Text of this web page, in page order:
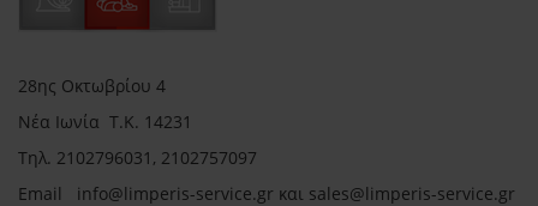
28ης Οκτωβρίου 4
Νέα Ιωνία Τ.Κ. 14231
Τηλ. 2102796031, 2102757097
Email info@limperis-service.gr και sales@limperis-service.gr